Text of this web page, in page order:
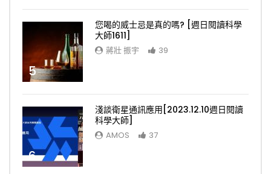
5
您喝的威士忌是真的嗎? [週日閱讀科學
大師1611]
蔣壯 振宇 39
6
淺談衛星通訊應用[2023.12.10週日閱讀
科學大師]
AMOS 37